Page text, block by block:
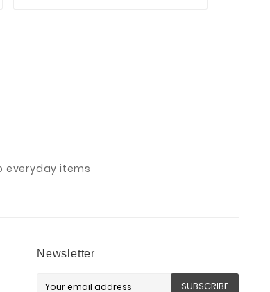
everyday items
Newsletter
SUBSCRIBE